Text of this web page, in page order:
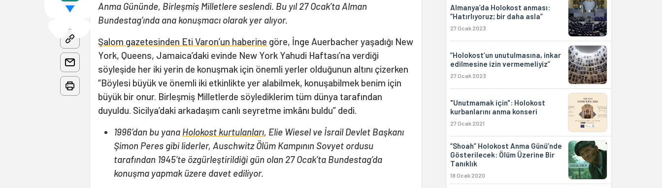
Anma Gününde, Birleşmiş Milletlere seslendi. Bu yıl 27 Ocak’ta Alman
Bundestag’ında ana konuşmacı olarak yer alıyor.
Şalom gazetesinden Eti Varon’un haberine göre, İnge Auerbacher yaşadığı New
York, Queens, Jamaica’daki evinde New York Yahudi Haftası’na verdiği
söyleşide her iki yerin de konuşmak için önemli yerler olduğunun altını çizerken
“Böylesi büyük ve önemli iki etkinlikte yer alabilmek, konuşabilmek benim için
büyük bir onur. Birleşmiş Milletlerde söylediklerim tüm dünya tarafından
duyuldu. Sicilya’daki arkadaşım canlı seyretme imkânı buldu” dedi.
1996’dan bu yana Holokost kurtulanları, Elie Wiesel ve İsrail Devlet Başkanı
Şimon Peres gibi liderler, Auschwitz Ölüm Kampının Sovyet ordusu
tarafından 1945’te özgürleştirildiği gün olan 27 Ocak’ta Bundestag’da
konuşma yapmak üzere davet ediliyor.
Almanya’da Holokost anması:
“Hatırlıyoruz; bir daha asla”
27 Ocak 2023
“Holokost’un unutulmasına, inkar
edilmesine izin vermemeliyiz”
27 Ocak 2023
"Unutmamak için": Holokost
kurbanlarını anma konseri
27 Ocak 2021
“Shoah” Holokost Anma Günü’nde
Gösterilecek: Ölüm Üzerine Bir
Tanıklık
18 Ocak 2020